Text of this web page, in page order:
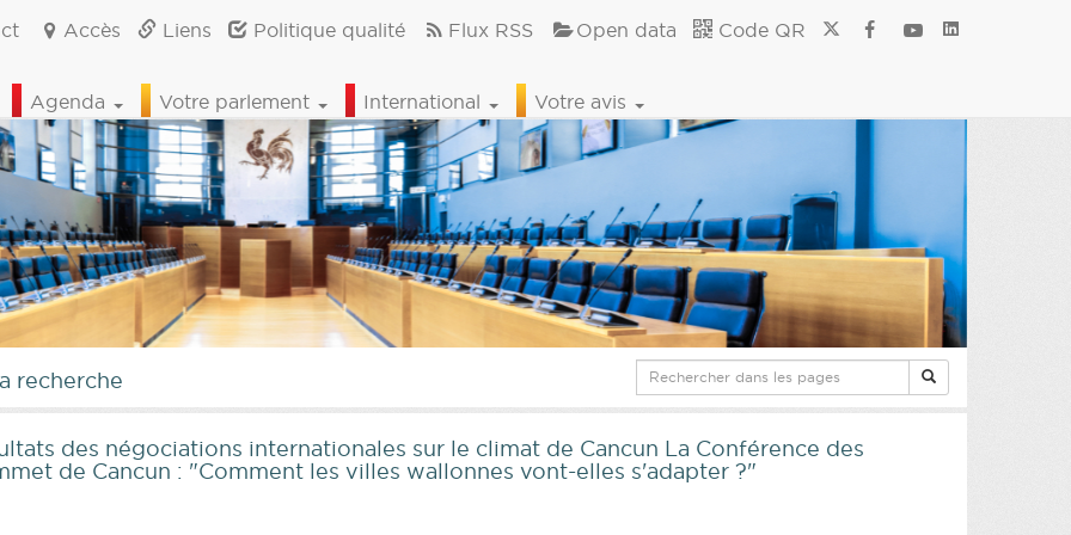
Accès Liens Politique qualité Flux RSS Open data Code QR
Agenda Votre parlement International Votre avis
recherche
des négociations internationales sur le climat de Cancun La Conférence des
de Cancun : "Comment les villes wallonnes vont-elles s'adapter ?"